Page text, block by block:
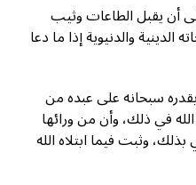
أن يقبل الطاعات وثيب
الدينية والدنيوية إذا ما دعا
سبحانه على عبده من
في ذلك، وأن من ورائها
وثبت فيما ابتلاه الله